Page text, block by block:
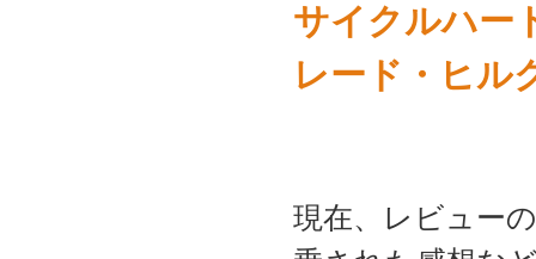
サイクルハ
レード・ヒル
現在、レビュー